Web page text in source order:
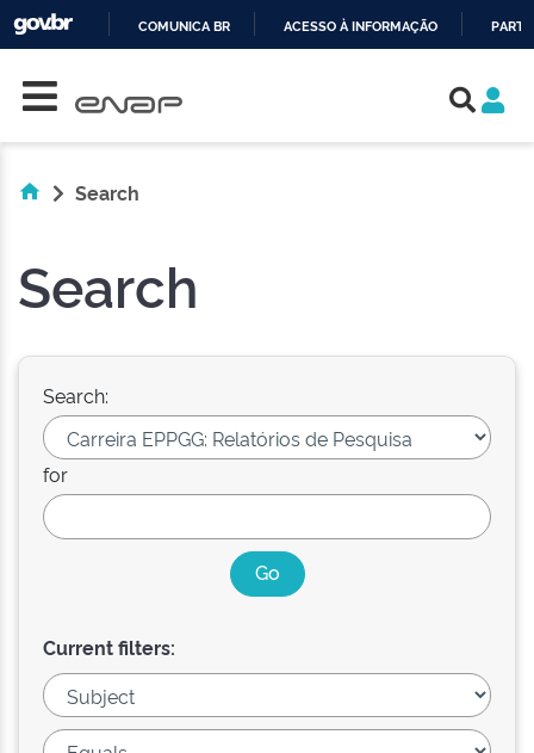
COMUNICA BR ACESSO À INFORMAÇÃO
Search
Search
Search:
for
Current filters: